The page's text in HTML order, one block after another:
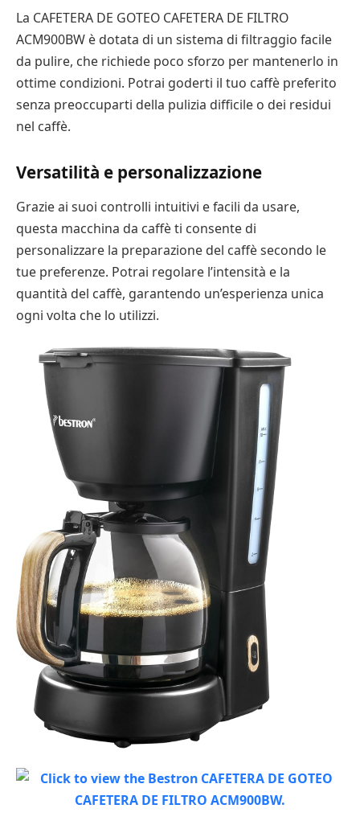
La CAFETERA DE GOTEO CAFETERA DE FILTRO
ACM900BW è dotata di un sistema di filtraggio facile
da pulire, che richiede poco sforzo per mantenerlo in
ottime condizioni. Potrai goderti il tuo caffè preferito
senza preoccuparti della pulizia difficile o dei residui
nel caffè.
Versatilità e personalizzazione
Grazie ai suoi controlli intuitivi e facili da usare,
questa macchina da caffè ti consente di
personalizzare la preparazione del caffè secondo le
tue preferenze. Potrai regolare l’intensità e la
quantità del caffè, garantendo un’esperienza unica
ogni volta che lo utilizzi.